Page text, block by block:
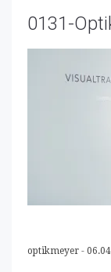
0131-
optikmeyer -